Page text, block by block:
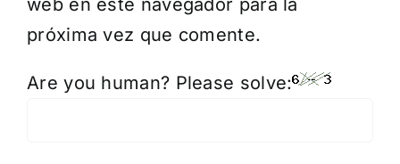
web en este navegador para la
próxima vez que comente.
Are you human? Please solve: